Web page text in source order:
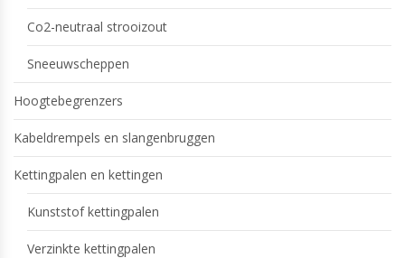
Co2-neutraal strooizout
Sneeuwscheppen
Hoogtebegrenzers
Kabeldrempels en slangenbruggen
Kettingpalen en kettingen
Kunststof kettingpalen
Verzinkte kettingpalen